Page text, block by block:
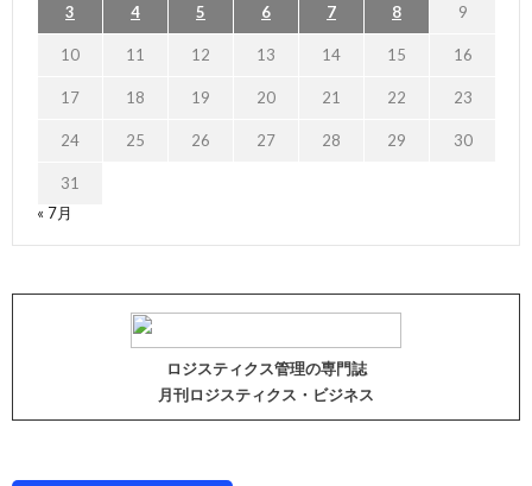
3 4 5 6 7 8 9
10 11 12 13 14 15 16
17 18 19 20 21 22 23
24 25 26 27 28 29 30
31
« 7月
ロジスティクス管理の専門誌
月刊ロジスティクス・ビジネス